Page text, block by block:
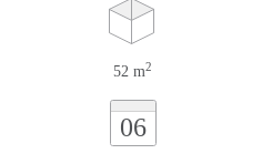
52 m2
06